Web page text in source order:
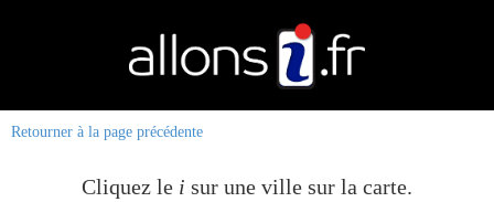
Retourner à la page précédente
Cliquez le i sur une ville sur la carte.